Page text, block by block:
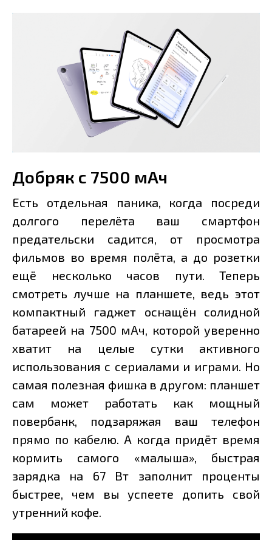
Добряк с 7500 мАч
Есть отдельная паника, когда посреди
долгого перелёта ваш смартфон
предательски садится, от просмотра
фильмов во время полёта, а до розетки
ещё несколько часов пути. Теперь
смотреть лучше на планшете, ведь этот
компактный гаджет оснащён солидной
батареей на 7500 мАч, которой уверенно
хватит на целые сутки активного
использования с сериалами и играми. Но
самая полезная фишка в другом: планшет
сам может работать как мощный
повербанк, подзаряжая ваш телефон
прямо по кабелю. А когда придёт время
кормить самого «малыша», быстрая
зарядка на 67 Вт заполнит проценты
быстрее, чем вы успеете допить свой
утренний кофе.